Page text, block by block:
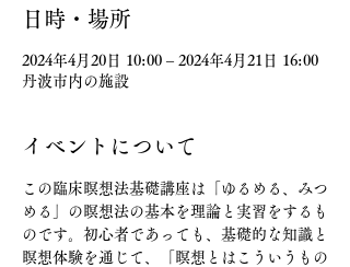
日時・場所
2024年4月20日 10:00 – 2024年4月21日 16:00
丹波市内の施設
イベントについて
この臨床瞑想法基礎講座は「ゆるめる、みつ
める」の瞑想法の基本を理論と実習をするも
のです。初心者であっても、基礎的な知識と
瞑想体験を通じて、「瞑想とはこういうもの